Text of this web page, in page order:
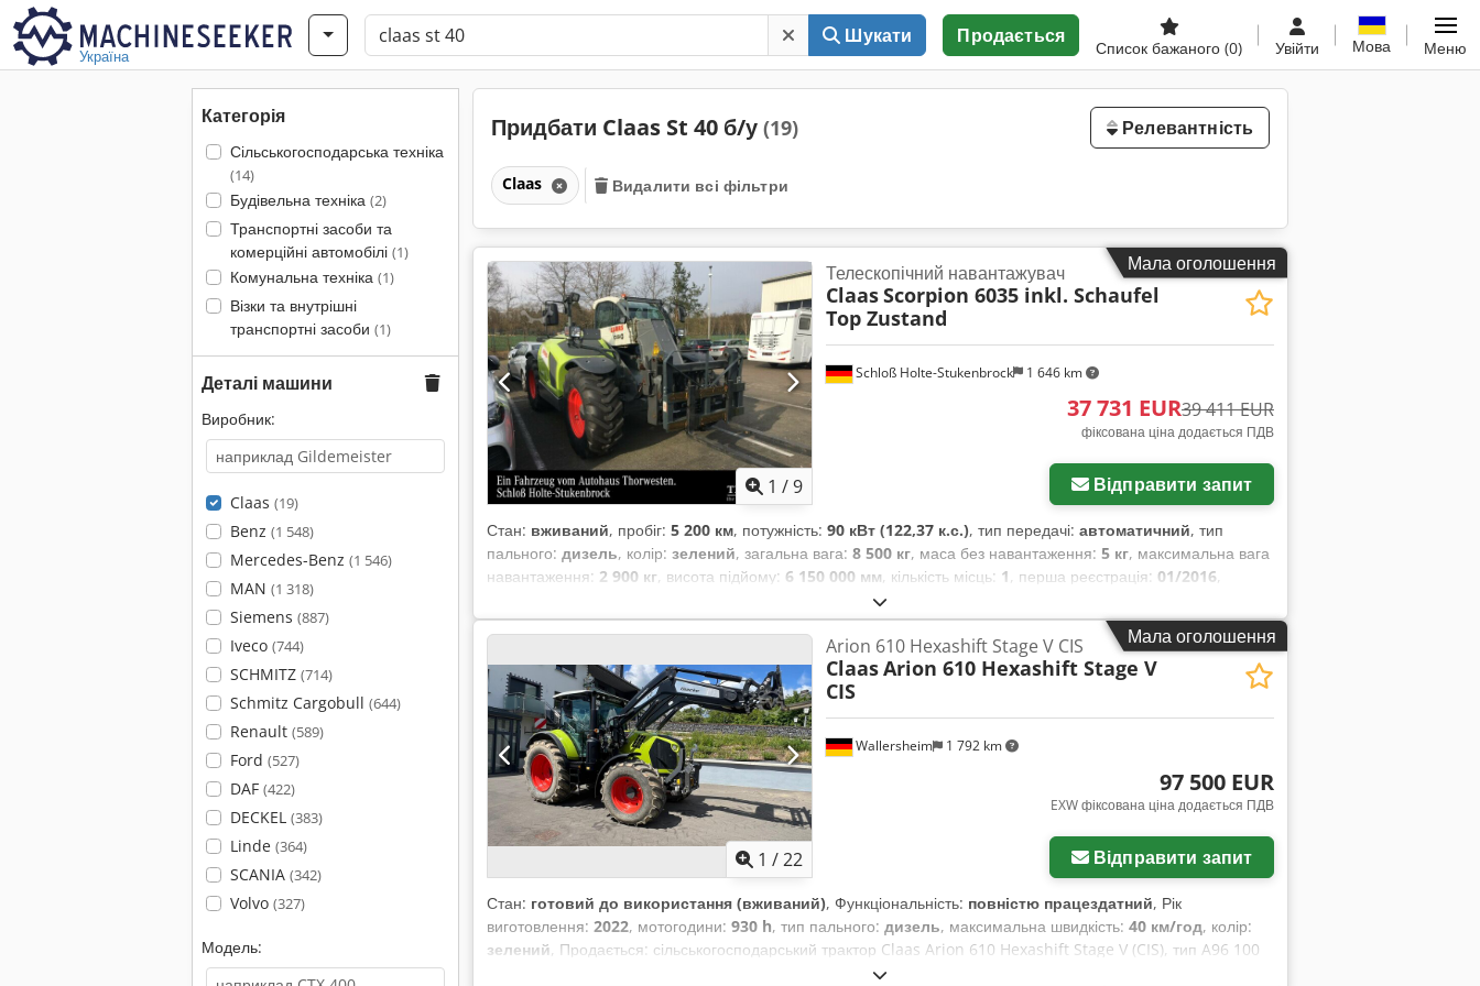
Україна
Шукати Продається
Список бажаного (0) Увійти Мова Меню
Категорія
Сільськогосподарська техніка
(14)
Будівельна техніка (2)
Транспортні засоби та
комерційні автомобілі (1)
Комунальна техніка (1)
Візки та внутрішні
транспортні засоби (1)
Деталі машини
Виробник:
Claas (19)
Benz (1 548)
Mercedes-Benz (1 546)
MAN (1 318)
Siemens (887)
Iveco (744)
SCHMITZ (714)
Schmitz Cargobull (644)
Renault (589)
Ford (527)
DAF (422)
DECKEL (383)
Linde (364)
SCANIA (342)
Volvo (327)
Модель:
Придбати Claas St 40 б/у (19) Релевантність
Claas Видалити всі фільтри
Мала оголошення
1 /9
Schloß Holte-Stukenbrock 1 646 km
Телескопічний навантажувач
ClaasScorpion 6035 inkl. Schaufel
Top Zustand
37 731 EUR39 411 EUR
фіксована ціна додається ПДВ
Відправити запит
Стан: вживаний, пробіг: 5 200 км, потужність: 90 кВт (122,37 к.с.), тип передачі: автоматичний, тип
пального: дизель, колір: зелений, загальна вага: 8 500 кг, маса без навантаження: 5 кг, максимальна вага
навантаження: 2 900 кг, висота підйому: 6 150 000 мм, кількість місць: 1, перша реєстрація: 01/2016,
, водійська кабіна:
Мала оголошення
1 /22
Wallersheim 1 792 km
Arion 610 Hexashift Stage V CIS
ClaasArion 610 Hexashift Stage V
CIS
97 500 EUR
EXW фіксована ціна додається ПДВ
Відправити запит
Стан: готовий до використання (вживаний), Функціональність: повністю працездатний, Рік
виготовлення: 2022, мотогодини: 930 h, тип пального: дизель, максимальна швидкість: 40 км/год, колір:
зелений, Продається: сільськогосподарський трактор Claas Arion 610 Hexashift Stage V (CIS), тип A96 100
Рік виготовлення: 2022 Напрацювання: 939 годин Трактор у відмінному стані, майже як новий, з дуже